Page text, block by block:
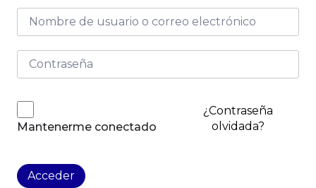
Mantenerme conectado
¿Contraseña
olvidada?
Acceder
Detector de Celo